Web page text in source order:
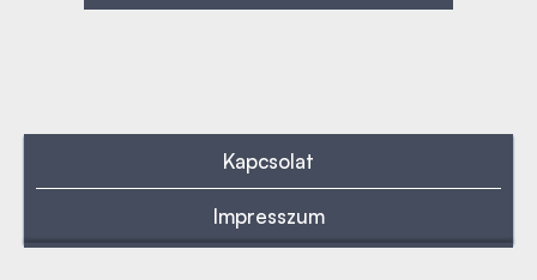
Kapcsolat
Impresszum